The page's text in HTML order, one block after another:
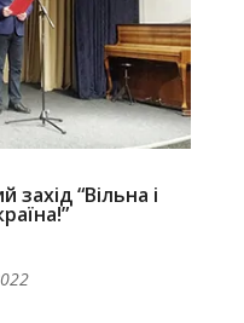
“Вільна і